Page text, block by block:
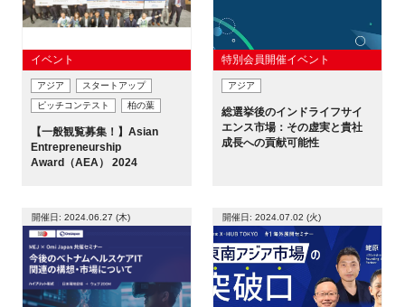
イベント
アジア
スタートアップ
ピッチコンテスト
柏の葉
【一般観覧募集！】Asian
Entrepreneurship
Award（AEA） 2024
特別会員開催イベント
アジア
総選挙後のインドライフサイ
エンス市場：その虚実と貴社
成長への貢献可能性
開催日: 2024.06.27 (木) 開催日: 2024.07.02 (火)